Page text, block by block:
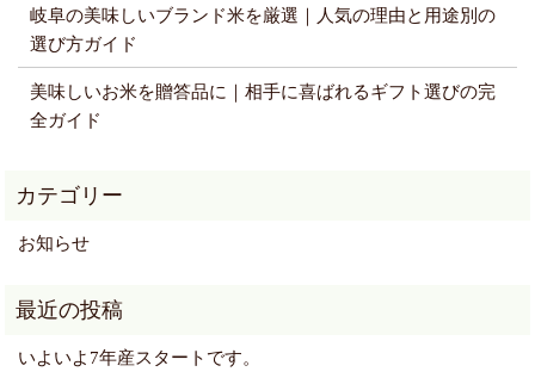
岐阜の美味しいブランド米を厳選｜人気の理由と用途別の
選び方ガイド
美味しいお米を贈答品に｜相手に喜ばれるギフト選びの完
全ガイド
お知らせ
いよいよ7年産スタートです。